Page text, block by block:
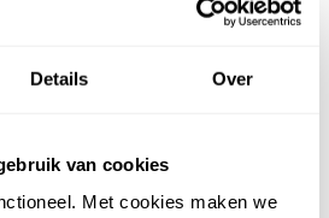
Details Over
van cookies
Met cookies maken we